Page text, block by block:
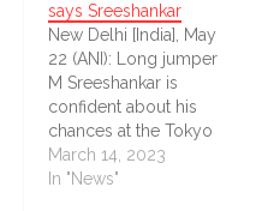
says Sreeshankar
New Delhi [India], May
22 (ANI): Long jumper
M Sreeshankar is
confident about his
chances at the Tokyo
Olympic Games,
believing that an 8.35m
March 14, 2023
In "News"